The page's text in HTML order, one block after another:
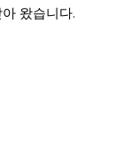
왔습니다.